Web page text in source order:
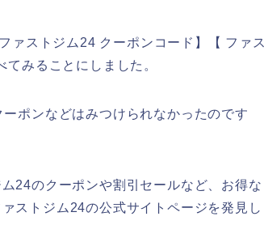
ァストジム24 クーポンコード】【 ファス
みることにしました。
ポンなどはみつけられなかったのです
24のクーポンや割引セールなど、お得な
ストジム24の公式サイトページを発見し